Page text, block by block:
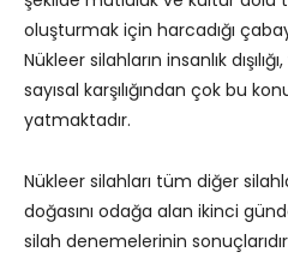
oluşturmak için harcadığı
Nükleer silahların insanlık
sayısal karşılığından çok bu
yatmaktadır.
Nükleer silahları tüm diğer
doğasını odağa alan ikinci
silah denemelerinin